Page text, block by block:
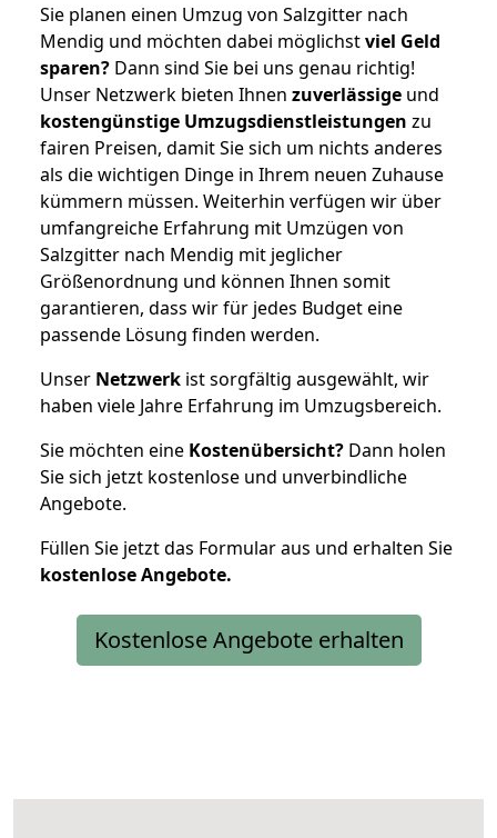
Sie planen einen Umzug von Salzgitter nach
Mendig und möchten dabei möglichstviel Geld
sparen? Dann sind Sie bei uns genau richtig!
Unser Netzwerk bieten Ihnen zuverlässige und
kostengünstige Umzugsdienstleistungen zu
fairen Preisen, damit Sie sich um nichts anderes
als die wichtigen Dinge in Ihrem neuen Zuhause
kümmern müssen. Weiterhin verfügen wir über
umfangreiche Erfahrung mit Umzügen von
Salzgitter nach Mendig mit jeglicher
Größenordnung und können Ihnen somit
garantieren, dass wir für jedes Budget eine
passende Lösung finden werden.
Unser Netzwerk ist sorgfältig ausgewählt, wir
haben viele Jahre Erfahrung im Umzugsbereich.
Sie möchten eine Kostenübersicht? Dann holen
Sie sich jetzt kostenlose und unverbindliche
Angebote.
Füllen Sie jetzt das Formular aus und erhalten Sie
kostenloseAngebote.
Kostenlose Angebote erhalten